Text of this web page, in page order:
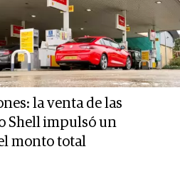
la venta de las
Shell impulsó un
monto total